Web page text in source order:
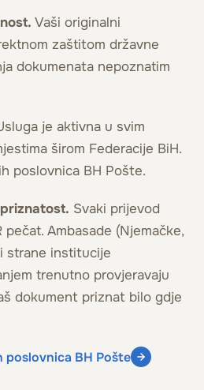
Vaši originalni
zaštitom državne
dokumenata nepoznatim
je aktivna u svim
širom Federacije BiH.
poslovnica BH Pošte.
Svaki prijevod
Ambasade (Njemačke,
strane institucije
trenutno provjeravaju
dokument priznat bilo gdje
poslovnica BH Pošte